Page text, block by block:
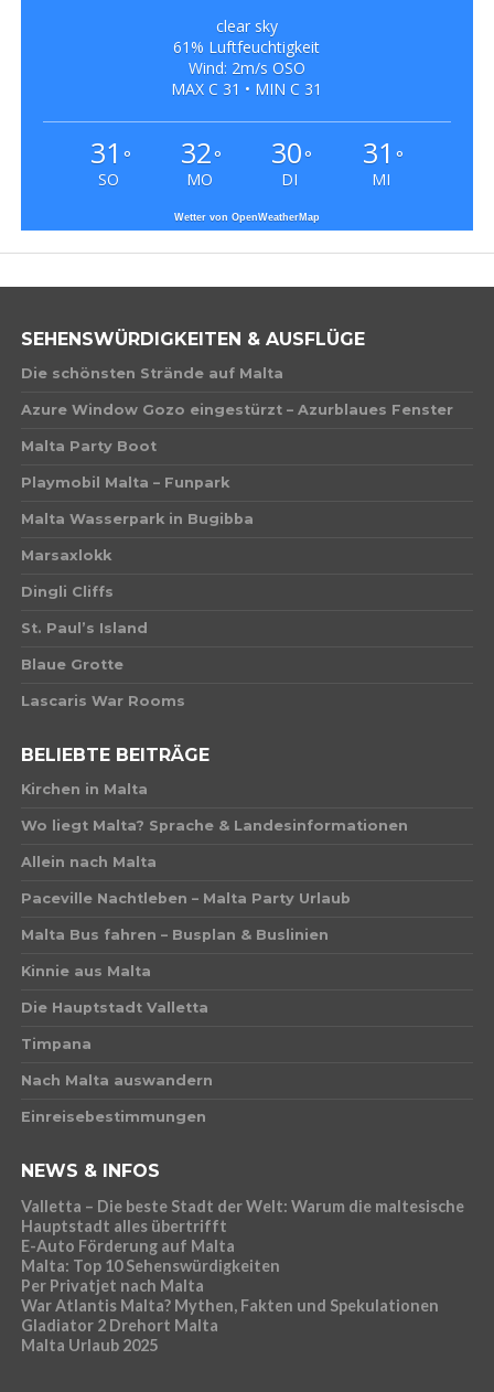
clear sky
61% Luftfeuchtigkeit
Wind: 2m/s OSO
MAX C 31 • MIN C 31
31 °
SO
32°
MO
30°
DI
31 °
MI
Wetter von OpenWeatherMap
SEHENSWÜRDIGKEITEN & AUSFLÜGE
Die schönsten Strände auf Malta
Azure Window Gozo eingestürzt – Azurblaues Fenster
Malta Party Boot
Playmobil Malta – Funpark
Malta Wasserpark in Bugibba
Marsaxlokk
Dingli Cliffs
St. Paul’s Island
Blaue Grotte
Lascaris War Rooms
BELIEBTE BEITRÄGE
Kirchen in Malta
Wo liegt Malta? Sprache & Landesinformationen
Allein nach Malta
Paceville Nachtleben – Malta Party Urlaub
Malta Bus fahren – Busplan & Buslinien
Kinnie aus Malta
Die Hauptstadt Valletta
Timpana
Nach Malta auswandern
Einreisebestimmungen
NEWS & INFOS
Valletta – Die beste Stadt der Welt: Warum die maltesische
Hauptstadt alles übertrifft
E-Auto Förderung auf Malta
Malta: Top 10 Sehenswürdigkeiten
Per Privatjet nach Malta
War Atlantis Malta? Mythen, Fakten und Spekulationen
Gladiator 2 Drehort Malta
Malta Urlaub 2025